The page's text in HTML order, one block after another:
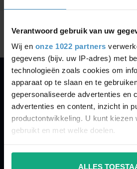
Verantwoord gebruik van uw
Wij en onze 1022 partners
gegevens (bijv. uw IP-adres) met
technologieën zoals cookies om
apparaat op te slaan en te
gepersonaliseerde advertenties en
advertenties en content, inzicht in
productontwikkeling. U kunt kiezen
gebruikt en met welke doelen.
Als u het toestaat, willen we ook
ALLES
Toon1-0van 0
PERFECTLIGHTS
Gegevens:
Kruisbeeldsraat 72
9220 Hamme